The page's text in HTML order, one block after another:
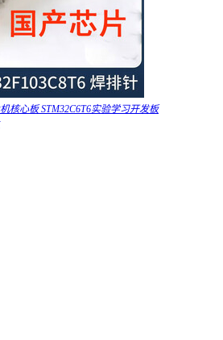
核心板 STM32C6T6实验学习开发板